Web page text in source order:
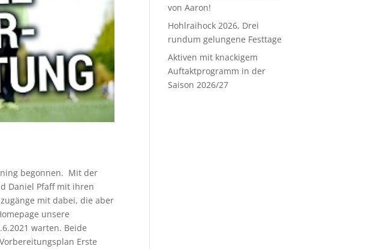
begonnen. Mit der
Daniel Pfaff mit ihren
mit dabei, die aber
unsere
warten. Beide
Erste
von Aaron!
Hohlraihock 2026, Drei
rundum gelungene Festtage
Aktiven mit knackigem
Auftaktprogramm in der
Saison 2026/27